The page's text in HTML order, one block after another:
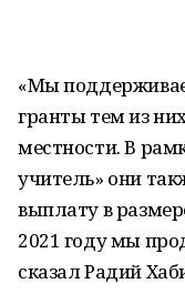
«Мы
гранты тем из
местности. В
учитель» они
выплату в
2021 году мы
сказал Радий